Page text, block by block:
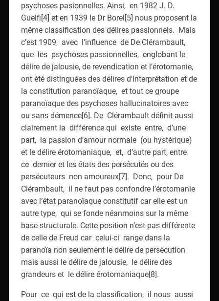
psychoses pasionnelles. Ainsi, en 1982 J. D.
Guelfi[4] et en 1939 le Dr Borel[5] nous proposent la
même classification des délires passionnels. Mais
c’est 1909, avec l’influence de De Clérambault,
que les psychoses passionnelles, englobant le
délire de jalousie, de revendication et l’érotomanie,
ont été distinguées des délires d’interprétation et de
la constitution paranoïaque, et tout ce groupe
paranoïaque des psychoses hallucinatoires avec
ou sans démence[6]. De Clérambault définit aussi
clairement la différence qui existe entre, d’une
part, la passion d’amour normale (ou hystérique)
et le délire érotomaniaque, et, d’autre part, entre
ce dernier et les états des persécutés ou des
persécuteurs non amoureux[7]. Donc, pour De
Clérambault, il ne faut pas confondre l’érotomanie
avec l’état paranoïaque constitutif car elle est un
autre type, qui se fonde néanmoins sur la même
base structurale. Cette position n’est pas différente
de celle de Freud car celui-ci range dans la
paranoïa non seulement le délire de persécution
mais aussi le délire de jalousie, le délire des
grandeurs et le délire érotomaniaque[8].
Pour ce qui est de la classification, il nous aussi